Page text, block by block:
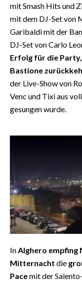
NECROLOGI
PUBBLICITÀ
STORE
mit Smash Hits und
mit dem DJ-Set von
Garibaldi mit der
DJ-Set von Carlo
Erfolg für die
Bastione
der Live-Show von
Venc und Tixi aus
gesungen wurde.
In Alghero empfing
Mitternacht die
Pacemit der